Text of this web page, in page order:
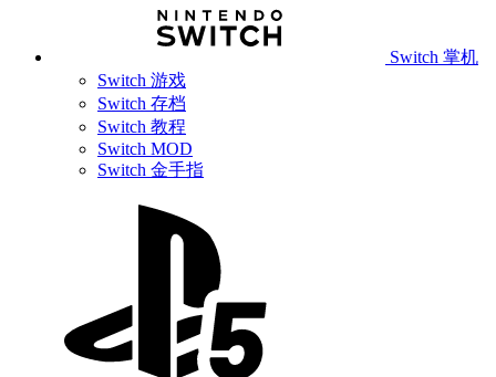
Switch 掌机
Switch 游戏
Switch 存档
Switch 教程
Switch MOD
Switch 金手指